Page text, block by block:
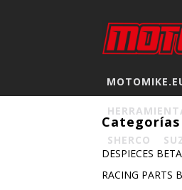
SHERCO
Categorías
DESPIECES BETA
RACING PARTS